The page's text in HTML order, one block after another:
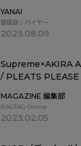
YANAI
銀座店 / バイヤー
2023.08.09
Supreme×AKIRA
/ PLEATS PLEASE
MAGAZINE 編集部
RAGTAG Online
2023.02.05